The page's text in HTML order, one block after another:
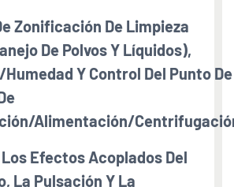
Zonificación De Limpieza
De Polvos Y Líquidos),
Y Control Del Punto De
alimentación/
Efectos Acoplados Del
La Pulsación Y La